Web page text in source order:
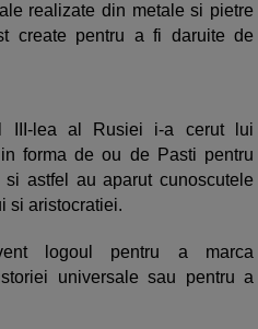
realizate din metale si pietre
create pentru a fi daruite de
III-lea al Rusiei i-a cerut lui
forma de ou de Pasti pentru
astfel au aparut cunoscutele
si aristocratiei.
logoul pentru a marca
universale sau pentru a